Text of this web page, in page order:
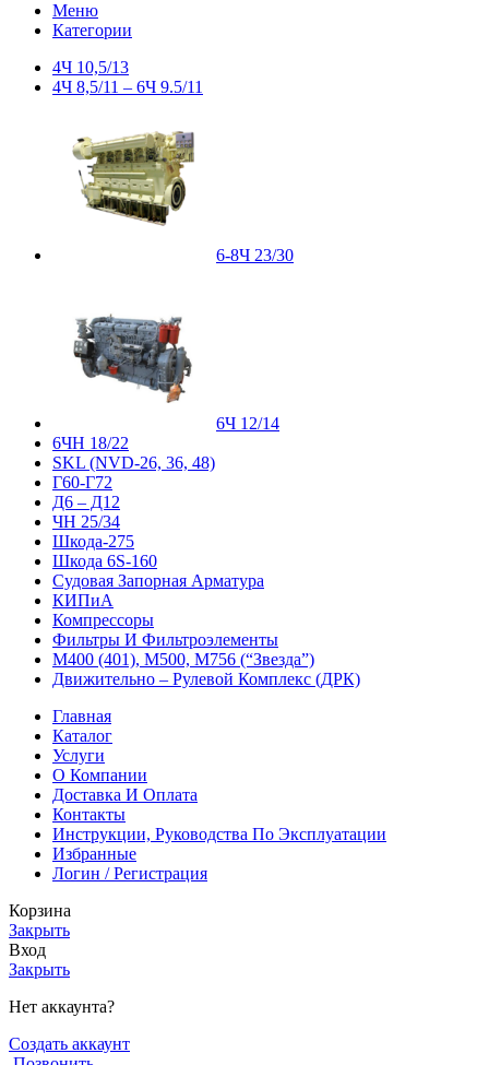
Меню
Категории
4Ч 10,5/13
4Ч 8,5/11 – 6Ч 9.5/11
6-8Ч 23/30
6Ч 12/14
6ЧН 18/22
SKL (NVD-26, 36, 48)
Г60-Г72
Д6 – Д12
ЧН 25/34
Шкода-275
Шкода 6S-160
Судовая Запорная Арматура
КИПиА
Компрессоры
Фильтры И Фильтроэлементы
М400 (401), М500, М756 (“Звезда”)
Движительно – Рулевой Комплекс (ДРК)
Главная
Каталог
Услуги
О Компании
Доставка И Оплата
Контакты
Инструкции, Руководства По Эксплуатации
Избранные
Логин / Регистрация
Корзина
Закрыть
Вход
Закрыть
Нет аккаунта?
Создать аккаунт